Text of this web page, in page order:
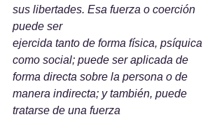
sus libertades. Esa fuerza o coerción
puede ser
ejercida tanto de forma física, psíquica
como social; puede ser aplicada de
forma directa sobre la persona o de
manera indirecta; y también, puede
tratarse de una fuerza